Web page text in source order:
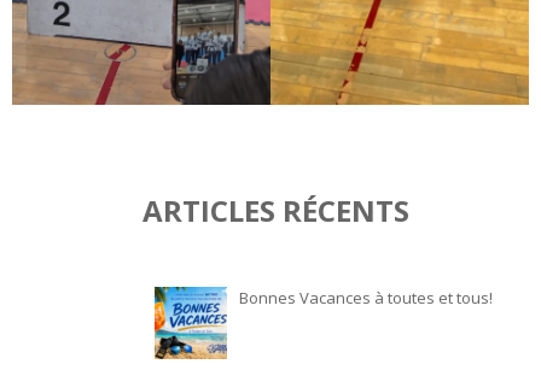
ARTICLES RÉCENTS
Bonnes Vacances à toutes et tous!